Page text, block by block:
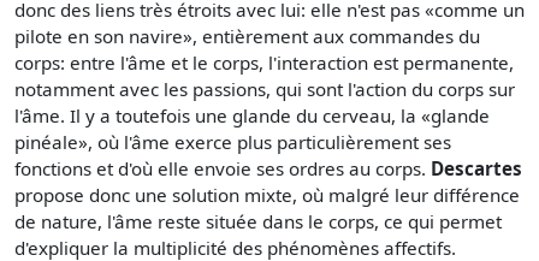
donc des liens très étroits avec lui: elle n'est pas «comme un
pilote en son navire», entièrement aux commandes du
corps: entre l'âme et le corps, l'interaction est permanente,
notamment avec les passions, qui sont l'action du corps sur
l'âme. Il y a toutefois une glande du cerveau, la «glande
pinéale», où l'âme exerce plus particulièrement ses
fonctions et d'où elle envoie ses ordres au corps. Descartes
propose donc une solution mixte, où malgré leur différence
de nature, l'âme reste située dans le corps, ce qui permet
d'expliquer la multiplicité des phénomènes affectifs.